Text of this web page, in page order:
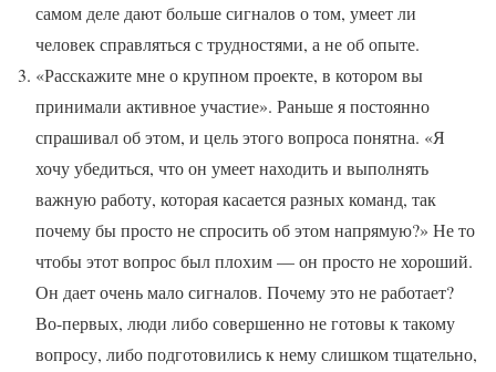
самом деле дают больше сигналов о том, умеет ли
человек справляться с трудностями, а не об опыте.
«Расскажите мне о крупном проекте, в котором вы
принимали активное участие». Раньше я постоянно
спрашивал об этом, и цель этого вопроса понятна. «Я
хочу убедиться, что он умеет находить и выполнять
важную работу, которая касается разных команд, так
почему бы просто не спросить об этом напрямую?» Не то
чтобы этот вопрос был плохим — он просто не хороший.
Он дает очень мало сигналов. Почему это не работает?
Во-первых, люди либо совершенно не готовы к такому
вопросу, либо подготовились к нему слишком тщательно,